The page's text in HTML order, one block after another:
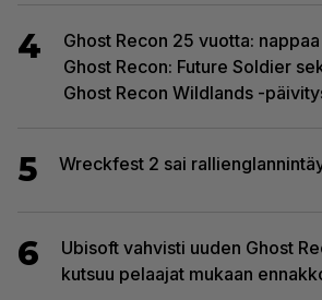
4
Ghost Recon 25 vuotta:
Ghost Recon: Future Soldier
Ghost Recon Wildlands -
5 Wreckfest 2 sai
6
Ubisoft vahvisti uuden Ghost
kutsuu pelaajat mukaan